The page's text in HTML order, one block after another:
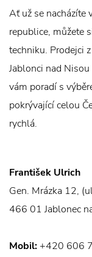
Ať už se nacházíte
republice, můžete
techniku. Prodejci
Jablonci nad
vám poradí s
pokrývající celou
rychlá.
František Ulrich
Gen. Mrázka 12,
466 01 Jablonec
Mobil: +420 606